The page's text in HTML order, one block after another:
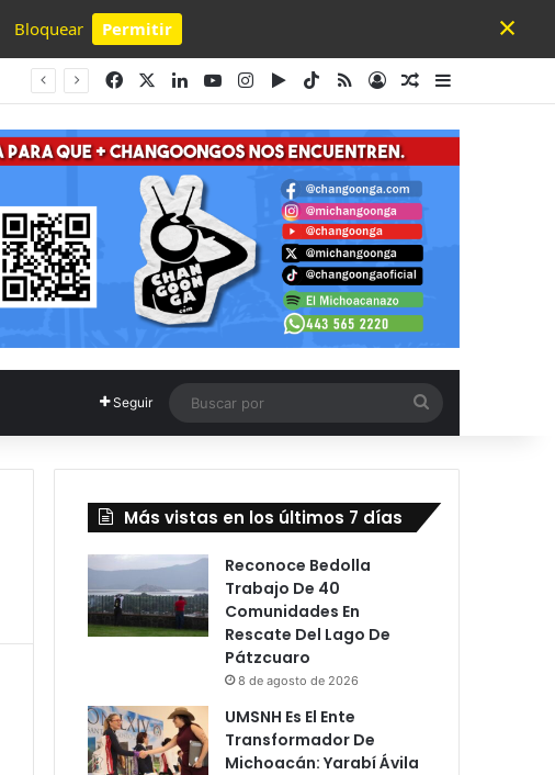
Bloquear Permitir
Powered by SendPulse
×
FacebookLinkedInYouTubeInstagram
Google Play
TikTok
RSS AccesoPublicación al
Seguir
por
Más vistas en los últimos 7 días
Reconoce Bedolla
Trabajo De 40
Comunidades En
Rescate Del Lago De
Pátzcuaro
8 de agosto de 2026
UMSNH Es El Ente
Transformador De
Michoacán: Yarabí Ávila